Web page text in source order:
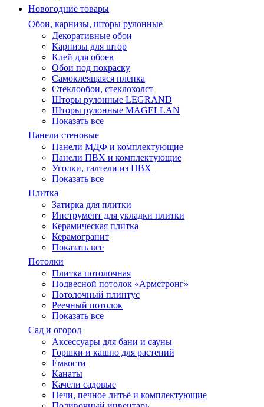
Новогодние товары
Обои, карнизы, шторы рулонные
Декоративные обои
Карнизы для штор
Клей для обоев
Обои под покраску
Самоклеящаяся пленка
Стеклообои, стеклохолст
Шторы рулонные LEGRAND
Шторы рулонные MAGELLAN
Показать все
Панели стеновые
Панели МДФ и комплектующие
Панели ПВХ и комплектующие
Уголки, галтели из ПВХ
Показать все
Плитка
Затирка для плитки
Инструмент для укладки плитки
Керамическая плитка
Керамогранит
Показать все
Потолки
Плитка потолочная
Подвесной потолок «Армстронг»
Потолочный плинтус
Реечный потолок
Показать все
Сад и огород
Аксессуары для бани и сауны
Горшки и кашпо для растений
Ёмкости
Канаты
Качели садовые
Печи, печное литьё и комплектующие